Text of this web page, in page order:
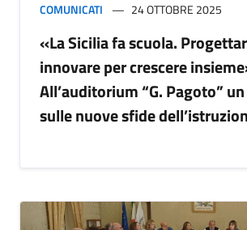
COMUNICATI 24 OTTOBRE 2025
«La Sicilia fa scuola.
innovare per crescere
All’auditorium “G. Pagoto”
sulle nuove sfide